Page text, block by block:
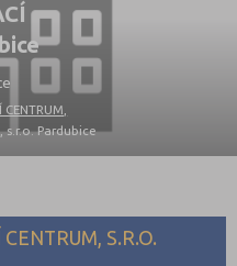
KONTAKTY
DRUHY ŠKOL
s.r.o. Pardubice
S.R.O.